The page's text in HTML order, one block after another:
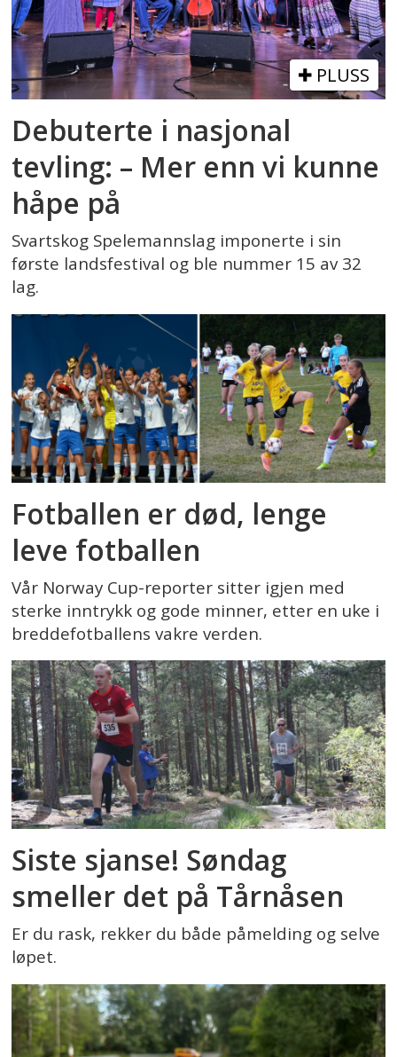
PLUSS
Debuterte i nasjonal
tevling: – Mer enn vi kunne
håpe på
Svartskog Spelemannslag imponerte i sin
første landsfestival og ble nummer 15 av 32
lag.
Fotballen er død, lenge
leve fotballen
Vår Norway Cup-reporter sitter igjen med
sterke inntrykk og gode minner, etter en uke i
breddefotballens vakre verden.
Siste sjanse! Søndag
smeller det på Tårnåsen
Er du rask, rekker du både påmelding og selve
løpet.